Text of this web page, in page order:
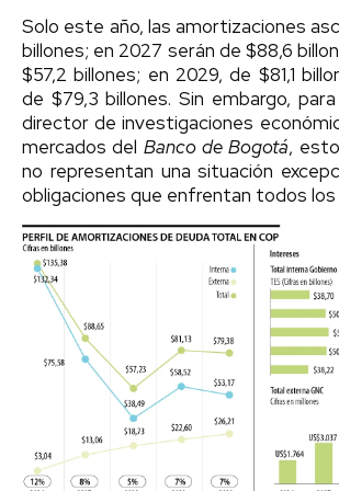
Solo este año, las amortizaciones
billones; en 2027 serán de $88,6
$57,2 billones; en 2029, de $81,1
de $79,3 billones. Sin embargo, para
director de investigaciones
mercados del Banco de Bogotá,
no representan una situación
obligaciones que enfrentan todos los